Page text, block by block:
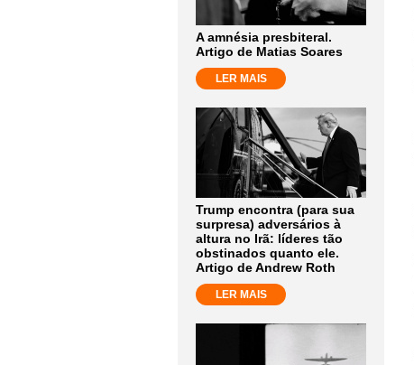
A amnésia presbiteral.
Artigo de Matias Soares
LER MAIS
Trump encontra (para sua
surpresa) adversários à
altura no Irã: líderes tão
obstinados quanto ele.
Artigo de Andrew Roth
LER MAIS